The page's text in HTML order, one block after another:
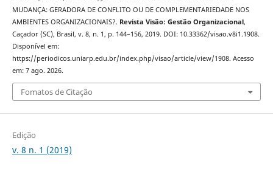
MUDANÇA: GERADORA DE CONFLITO OU DE COMPLEMENTARIEDADE NOS
AMBIENTES ORGANIZACIONAIS?. Revista Visão: Gestão Organizacional,
Caçador (SC), Brasil, v. 8, n. 1, p. 144–156, 2019. DOI: 10.33362/visao.v8i1.1908.
Disponível em:
https://periodicos.uniarp.edu.br/index.php/visao/article/view/1908. Acesso
em: 7 ago. 2026.
Fomatos de Citação
Edição
v. 8 n. 1 (2019)